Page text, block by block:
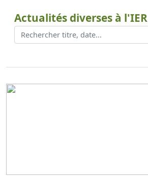
Actualités diverses à l'IER